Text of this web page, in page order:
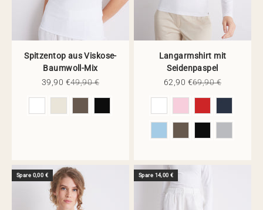
Spitzentop aus Viskose-
Baumwoll-Mix
Angebot
39,90 €Regulärer Preis
49,90 €
Langarmshirt mit
Seidenpaspel
Angebot
62,90 €Regulärer Preis
69,90 €
Spare 0,00 € Spare 14,00 €